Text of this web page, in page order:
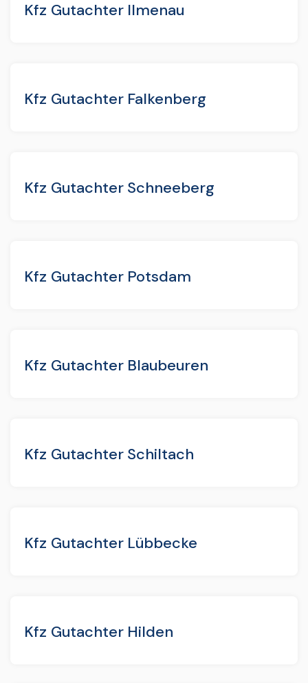
Kfz Gutachter Ilmenau
Kfz Gutachter Falkenberg
Kfz Gutachter Schneeberg
Kfz Gutachter Potsdam
Kfz Gutachter Blaubeuren
Kfz Gutachter Schiltach
Kfz Gutachter Lübbecke
Kfz Gutachter Hilden